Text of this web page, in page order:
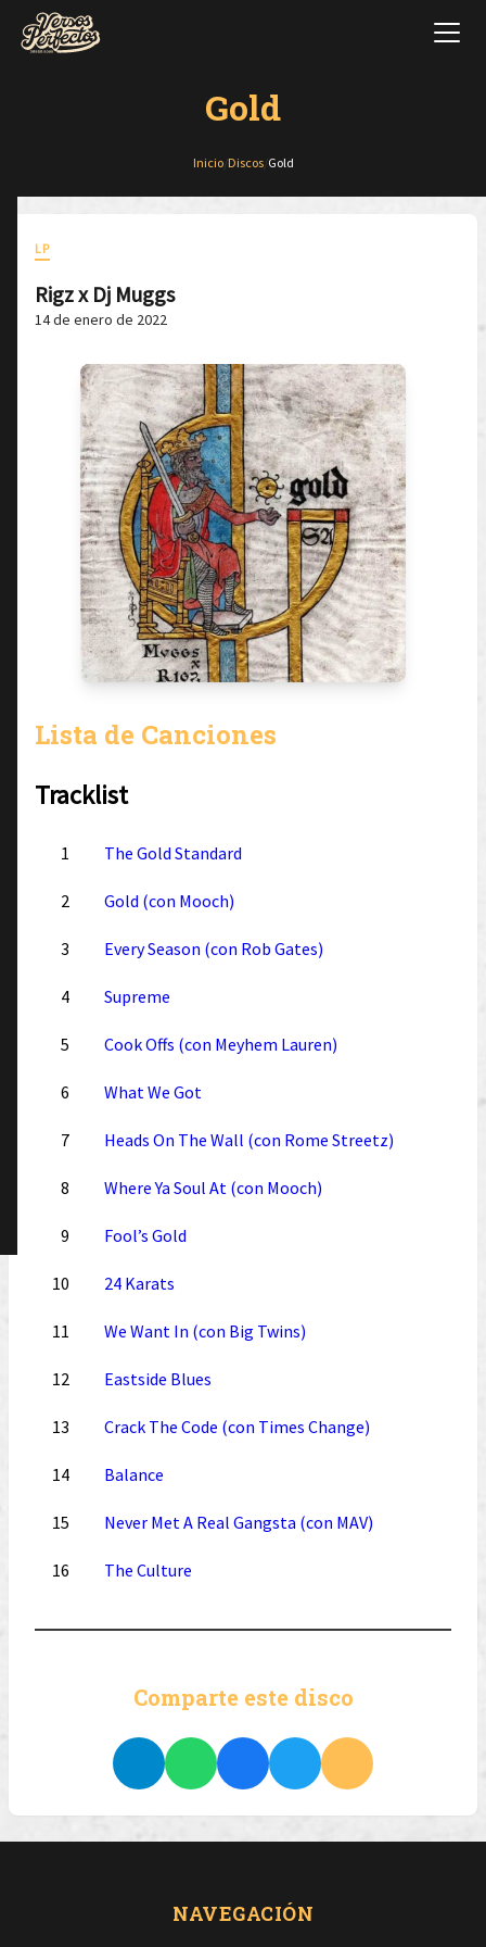
Gold
Inicio/ Discos/ Gold
LP
Rigz x Dj Muggs
14 de enero de 2022
Lista de Canciones
Tracklist
1 The Gold Standard
2 Gold (con Mooch)
3 Every Season (con Rob Gates)
4 Supreme
5 Cook Offs (con Meyhem Lauren)
6 What We Got
7 Heads On The Wall (con Rome Streetz)
8 Where Ya Soul At (con Mooch)
9 Fool’s Gold
10 24 Karats
11 We Want In (con Big Twins)
12 Eastside Blues
13 Crack The Code (con Times Change)
14 Balance
15 Never Met A Real Gangsta (con MAV)
16 The Culture
Comparte este disco
NAVEGACIÓN